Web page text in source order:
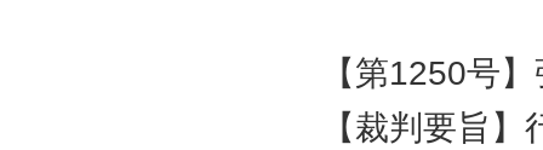
【第1250号】
【裁判要旨